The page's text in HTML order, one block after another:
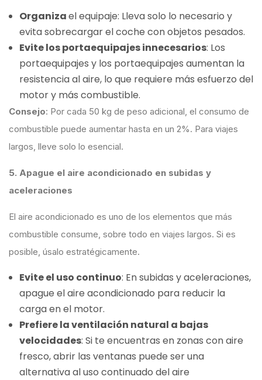
Organizael equipaje: Lleva solo lo necesario y
evita sobrecargar el coche con objetos pesados.
Evite los portaequipajes innecesarios: Los
portaequipajes y los portaequipajes aumentan la
resistencia al aire, lo que requiere más esfuerzo del
motor y más combustible.
Consejo: Por cada 50 kg de peso adicional, el consumo de
combustible puede aumentar hasta en un 2%. Para viajes
largos, lleve solo lo esencial.
5. Apague el aire acondicionado en subidas y
aceleraciones
El aire acondicionado es uno de los elementos que más
combustible consume, sobre todo en viajes largos. Si es
posible, úsalo estratégicamente.
Evite el uso continuo: En subidas y aceleraciones,
apague el aire acondicionado para reducir la
carga en el motor.
Prefiere la ventilación natural a bajas
velocidades: Si te encuentras en zonas con aire
fresco, abrir las ventanas puede ser una
alternativa al uso continuado del aire